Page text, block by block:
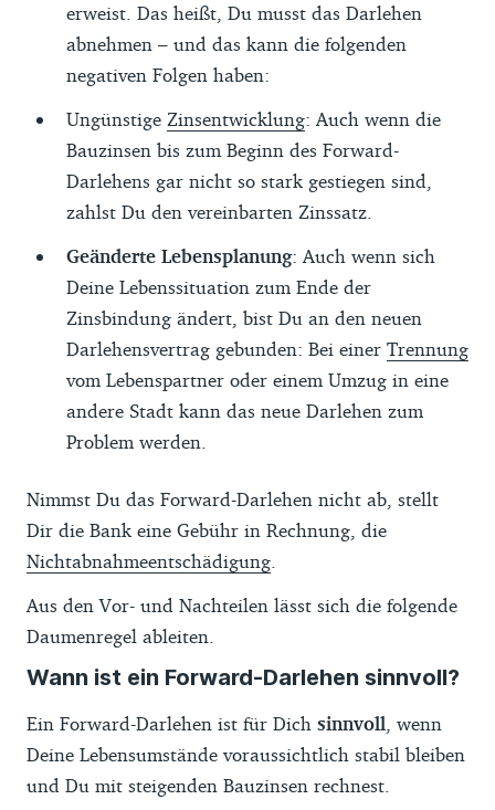
erweist. Das heißt, Du musst das Darlehen
abnehmen – und das kann die folgenden
negativen Folgen haben:
Ungünstige Zinsentwicklung: Auch wenn die
Bauzinsen bis zum Beginn des Forward-
Darlehens gar nicht so stark gestiegen sind,
zahlst Du den vereinbarten Zinssatz.
Geänderte Lebensplanung: Auch wenn sich
Deine Lebenssituation zum Ende der
Zinsbindung ändert, bist Du an den neuen
Darlehensvertrag gebunden: Bei einer Trennung
vom Lebenspartner oder einem Umzug in eine
andere Stadt kann das neue Darlehen zum
Problem werden.
Nimmst Du das Forward-Darlehen nicht ab, stellt
Dir die Bank eine Gebühr in Rechnung, die
Nichtabnahmeentschädigung
Aus den Vor- und Nachteilen lässt sich die folgende
Daumenregel ableiten.
Wann ist ein Forward-Darlehen sinnvoll?
Ein Forward-Darlehen ist für Dich sinnvoll , wenn
Deine Lebensumstände voraussichtlich stabil bleiben
und Du mit steigenden Bauzinsen rechnest.